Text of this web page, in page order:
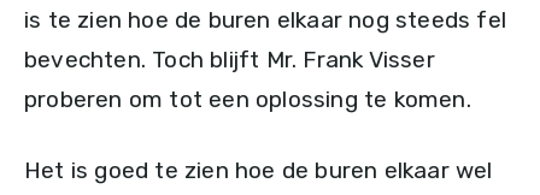
is te zien hoe de buren elkaar nog steeds fel
bevechten. Toch blijft Mr. Frank Visser
proberen om tot een oplossing te komen.
Het is goed te zien hoe de buren elkaar wel